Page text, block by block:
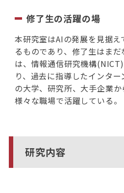
修了生の活躍の場
本研究室はAIの発展を見据
るものであり、修了生はま
は、情報通信研究機構
り、過去に指導したインタ
の大学、研究所、大手企業か
様々な職場で活躍している。
研究内容